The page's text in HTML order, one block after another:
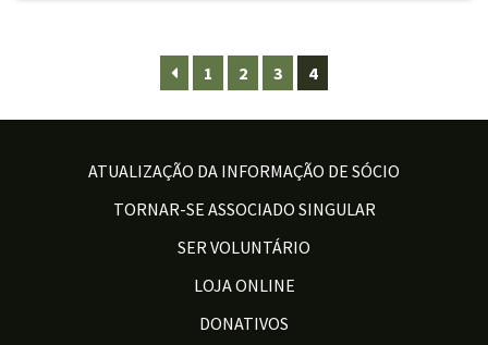
1 2 3 4
ATUALIZAÇÃO DA INFORMAÇÃO DE SÓCIO
TORNAR-SE ASSOCIADO SINGULAR
SER VOLUNTÁRIO
LOJA ONLINE
DONATIVOS